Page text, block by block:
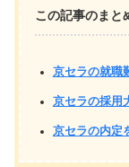
この記事のまと
京セラの就職
京セラの採用
京セラの内定